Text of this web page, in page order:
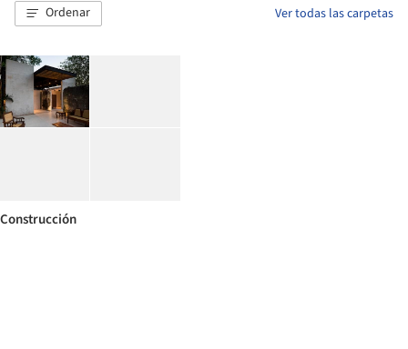
Ordenar Ver todas las carpetas
Construcción